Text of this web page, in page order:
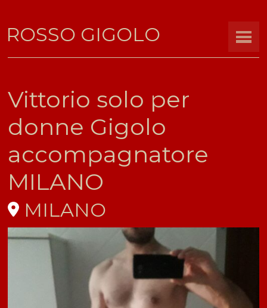
ROSSO GIGOLO
Vittorio solo per
donne Gigolo
accompagnatore
MILANO
MILANO